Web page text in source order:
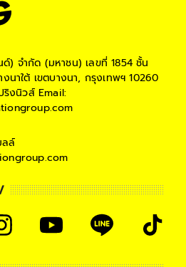
) จำกัด (มหาชน) เลขที่ 1854 ชั้น
นาใต้ เขตบางนา, กรุงเทพฯ 10260
ริงนิวส์Email:
ลล์